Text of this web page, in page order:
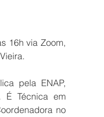
16h via Zoom,
pela ENAP,
É Técnica em
no